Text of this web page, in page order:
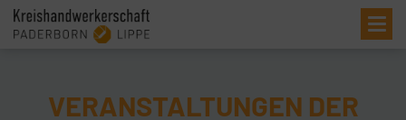
VERANSTALTUNGEN DER